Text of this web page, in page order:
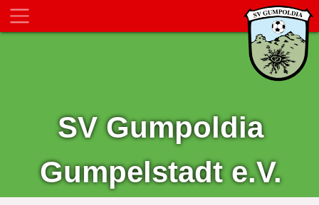
SV Gumpoldia
Gumpelstadt e.V.